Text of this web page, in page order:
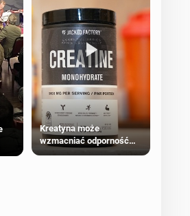
Kreatyna może
wzmacniać odporność
przeciw nowotworom